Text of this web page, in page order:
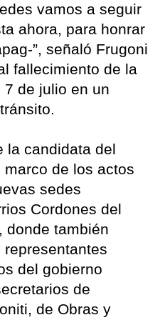
vamos a seguir
ahora, para honrar
”, señaló Frugoni
fallecimiento de la
de julio en un
la candidata del
de los actos
sedes
Cordones del
donde también
del gobierno
de
de Obras y